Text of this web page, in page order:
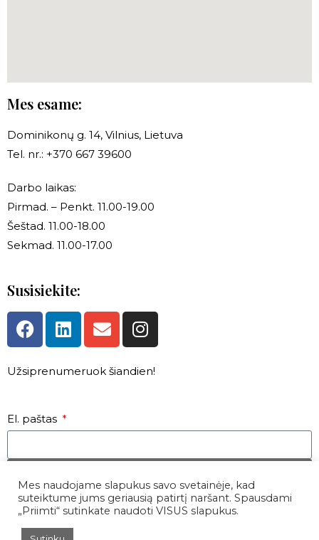
Mes esame:
Dominikonų g. 14, Vilnius, Lietuva
Tel. nr.: +370 667 39600
Darbo laikas:
Pirmad. – Penkt. 11.00-19.00
Šeštad. 11.00-18.00
Sekmad. 11.00-17.00
Susisiekite:
Užsiprenumeruok šiandien!
El. paštas
Mes naudojame slapukus savo svetainėje, kad
suteiktume jums geriausią patirtį naršant. Spausdami
„Priimti“ sutinkate naudoti VISUS slapukus.